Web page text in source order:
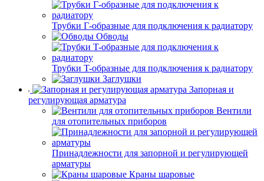
Трубки Г-образные для подключения к радиатору
Обводы
Трубки T-образные для подключения к радиатору
Заглушки
Запорная и
регулирующая арматура
Вентили
для отопительных приборов
Принадлежности для запорной и регулирующей
арматуры
Краны шаровые